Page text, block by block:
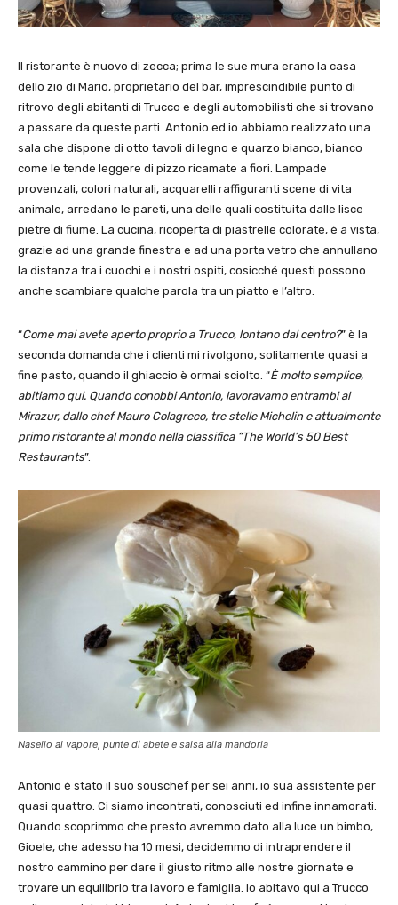
Il ristorante è nuovo di zecca; prima le sue mura erano la casa
dello zio di Mario, proprietario del bar, imprescindibile punto di
ritrovo degli abitanti di Trucco e degli automobilisti che si trovano
a passare da queste parti. Antonio ed io abbiamo realizzato una
sala che dispone di otto tavoli di legno e quarzo bianco, bianco
come le tende leggere di pizzo ricamate a fiori. Lampade
provenzali, colori naturali, acquarelli raffiguranti scene di vita
animale, arredano le pareti, una delle quali costituita dalle lisce
pietre di fiume. La cucina, ricoperta di piastrelle colorate, è a vista,
grazie ad una grande finestra e ad una porta vetro che annullano
la distanza tra i cuochi e i nostri ospiti, cosicché questi possono
anche scambiare qualche parola tra un piatto e l’altro.
“Come mai avete aperto proprio a Trucco, lontano dal centro?” è la
seconda domanda che i clienti mi rivolgono, solitamente quasi a
fine pasto, quando il ghiaccio è ormai sciolto. “È molto semplice,
abitiamo qui. Quando conobbi Antonio, lavoravamo entrambi al
Mirazur, dallo chef Mauro Colagreco, tre stelle Michelin e attualmente
primo ristorante al mondo nella classifica “The World’s 50 Best
Restaurants”.
Nasello al vapore, punte di abete e salsa alla mandorla
Antonio è stato il suo souschef per sei anni, io sua assistente per
quasi quattro. Ci siamo incontrati, conosciuti ed infine innamorati.
Quando scoprimmo che presto avremmo dato alla luce un bimbo,
Gioele, che adesso ha 10 mesi, decidemmo di intraprendere il
nostro cammino per dare il giusto ritmo alle nostre giornate e
trovare un equilibrio tra lavoro e famiglia. Io abitavo qui a Trucco